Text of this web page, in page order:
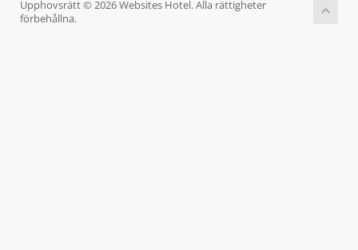
Upphovsrätt © 2026 Websites Hotel. Alla rättigheter
förbehållna.